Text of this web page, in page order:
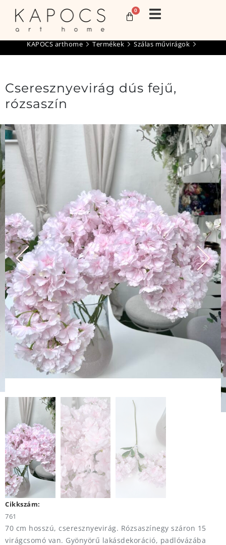
0
KAPOCS arthome Termékek Szálas művirágok
Cseresznyevirág dús fejű,
rózsaszín
Cikkszám:
761
70 cm hosszú, cseresznyevirág. Rózsaszínegy száron 15
virágcsomó van. Gyönyörű lakásdekoráció, padlóvázába